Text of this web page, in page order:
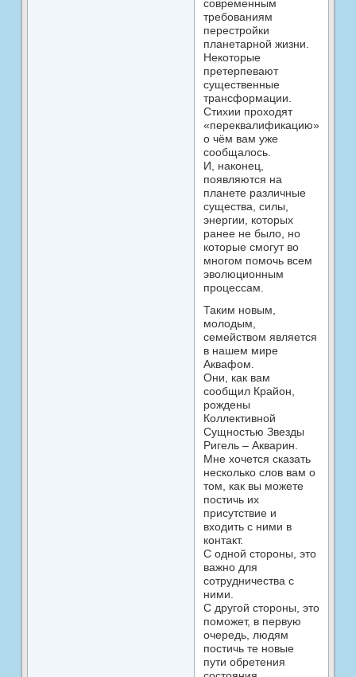
современным
требованиям
перестройки
планетарной жизни.
Некоторые
претерпевают
существенные
трансформации.
Стихии проходят
«переквалификацию»,
о чём вам уже
сообщалось.
И, наконец,
появляются на
планете различные
существа, силы,
энергии, которых
ранее не было, но
которые смогут во
многом помочь всем
эволюционным
процессам.
Таким новым,
молодым,
семейством является
в нашем мире
Аквафом.
Они, как вам
сообщил Крайон,
рождены
Коллективной
Сущностью Звезды
Ригель – Акварин.
Мне хочется сказать
несколько слов вам о
том, как вы можете
постичь их
присутствие и
входить с ними в
контакт.
С одной стороны, это
важно для
сотрудничества с
ними.
С другой стороны, это
поможет, в первую
очередь, людям
постичь те новые
пути обретения